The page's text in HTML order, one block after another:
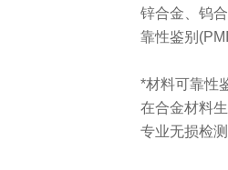
锌合金、钨
靠性鉴别
*材料可靠性
在合金材料
专业无损检